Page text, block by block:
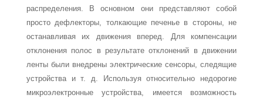
распределения. В основном они представляют собой
просто дефлекто­ры, толкающие печенье в стороны, не
останавливая их движения вперед. Для компен­сации
отклонения полос в результате отклонений в движении
ленты были внедрены электрические сенсоры, следящие
устройства и т. д. Используя относительно недоро­гие
микроэлектронные устройства, имеется возможность